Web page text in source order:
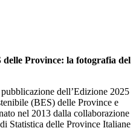
delle Province: la fotografia del
dell’Edizione 2025
(BES) delle Province e
nel 2013 dalla collaborazione
Statistica delle Province Italiane